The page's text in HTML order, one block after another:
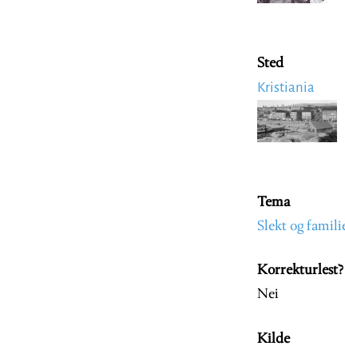
Sted
Kristiania
Image
Tema
Slekt og
Korrekturlest?
Nei
Kilde